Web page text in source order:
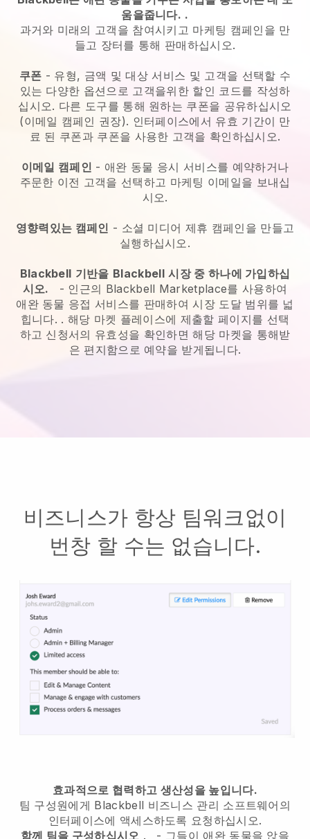
움을줍니다. .
과거와 미래의 고객을 참여시키고 마케팅 캠페인을 만
들고 장터를 통해 판매하십시오.
쿠폰 - 유형, 금액 및 대상 서비스 및 고객을 선택할 수
있는 다양한 옵션으로 고객을위한 할인 코드를 작성하
십시오. 다른 도구를 통해 원하는 쿠폰을 공유하십시오
(이메일 캠페인 권장). 인터페이스에서 유효 기간이 만
료 된 쿠폰과 쿠폰을 사용한 고객을 확인하십시오.
이메일 캠페인 - 애완 동물 응시 서비스를 예약하거나
주문한 이전 고객을 선택하고 마케팅 이메일을 보내십
시오.
영향력있는 캠페인 - 소셜 미디어 제휴 캠페인을 만들고
실행하십시오.
Blackbell 기반을 Blackbell 시장 중 하나에 가입하십
시오.
- 인근의 Blackbell Marketplace를 사용하여
애완 동물 응접 서비스를 판매하여 시장 도달 범위를 넓
힙니다. . 해당 마켓 플레이스에 제출할 페이지를 선택
하고 신청서의 유효성을 확인하면 해당 마켓을 통해받
은 편지함으로 예약을 받게됩니다.
비즈니스가 항상 팀워크없이
번창 할 수는 없습니다.
효과적으로 협력하고 생산성을 높입니다.
팀 구성원에게 Blackbell 비즈니스 관리 소프트웨어의
인터페이스에 액세스하도록 요청하십시오.
함께 팀을 구성하십시오 . - 그들이 애완 동물을 앉을